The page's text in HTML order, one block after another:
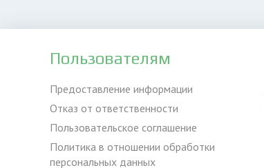
Пользователям
Предоставление информации
Отказ от ответственности
Пользовательское соглашение
Политика в отношении обработки
персональных данных